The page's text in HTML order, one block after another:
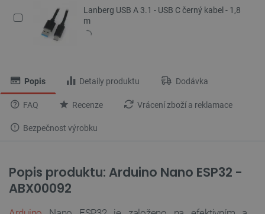
Lanberg USB A 3.1 - USB C černý kabel - 1,8
m
Popis Detaily produktu Dodávka
FAQ Recenze Vrácení zboží a reklamace
Bezpečnost výrobku
Popis produktu: Arduino Nano ESP32 -
ABX00092